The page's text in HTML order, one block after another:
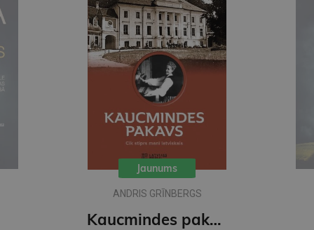
Jaunums
ANDRIS GRĪNBERGS
Kaucmindes pakavs